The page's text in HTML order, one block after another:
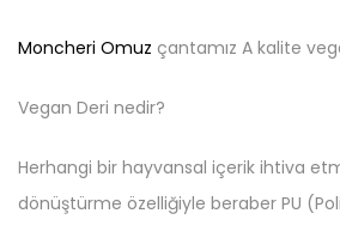
Moncheri Omuz çantamız A kalite
Vegan Deri nedir?
Herhangi bir hayvansal içerik ihtiva
dönüştürme özelliğiyle beraber PU